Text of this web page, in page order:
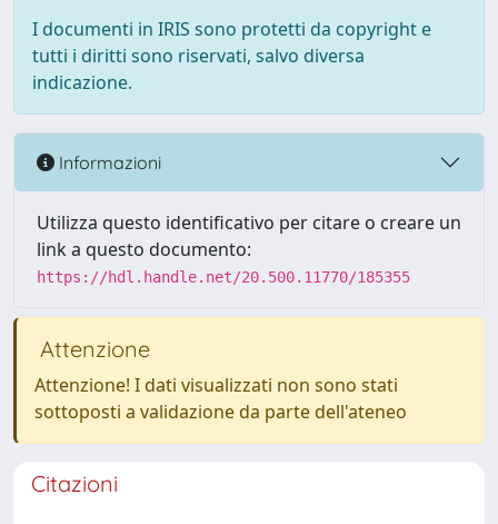
I documenti in IRIS sono protetti da copyright e
tutti i diritti sono riservati, salvo diversa
indicazione.
Informazioni
Utilizza questo identificativo per citare o creare un
link a questo documento:
https://hdl.handle.net/20.500.11770/185355
Attenzione
Attenzione! I dati visualizzati non sono stati
sottoposti a validazione da parte dell'ateneo
Citazioni